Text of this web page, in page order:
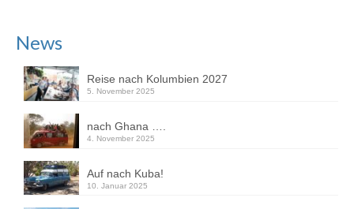
News
Reise nach Kolumbien 2027
5. November 2025
nach Ghana ….
4. November 2025
Auf nach Kuba!
10. Januar 2025